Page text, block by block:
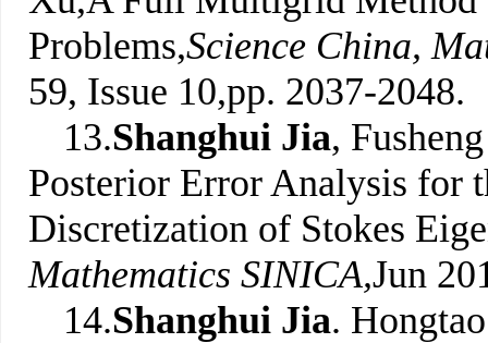
Problems,Science China,
59, Issue 10,pp. 2037-2048.
13.Shanghui Jia,
Posterior Error Analysis for
Discretization of Stokes
Mathematics SINICA,Jun
14.Shanghui Jia.